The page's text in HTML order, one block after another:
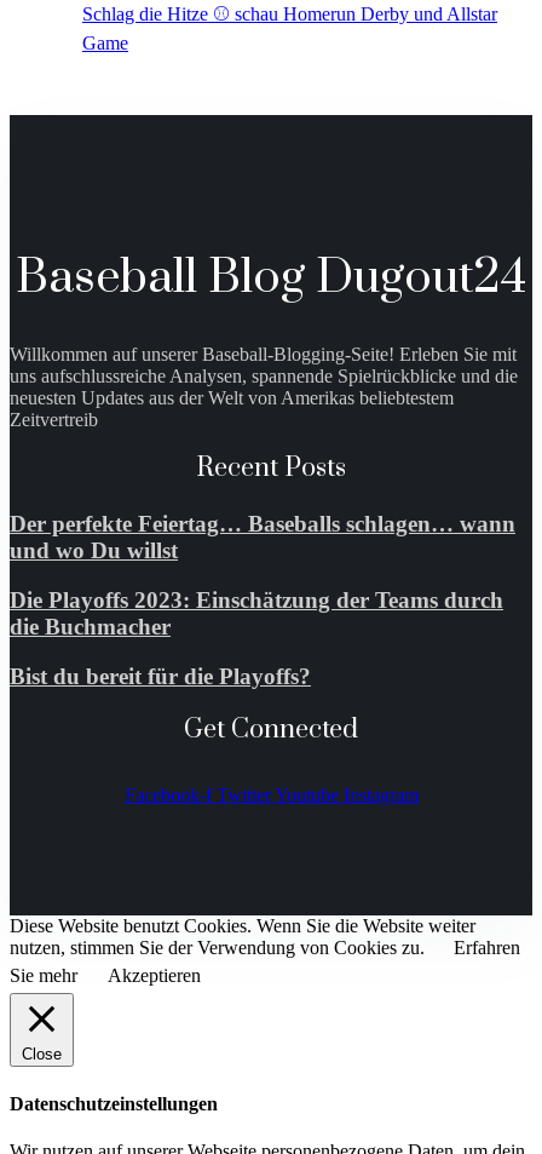
Schlag die Hitze ⚾️ schau Homerun Derby und Allstar
Game
Baseball Blog Dugout24
Willkommen auf unserer Baseball-Blogging-Seite! Erleben Sie mit
uns aufschlussreiche Analysen, spannende Spielrückblicke und die
neuesten Updates aus der Welt von Amerikas beliebtestem
Zeitvertreib
Recent Posts
Der perfekte Feiertag… Baseballs schlagen… wann
und wo Du willst
Die Playoffs 2023: Einschätzung der Teams durch
die Buchmacher
Bist du bereit für die Playoffs?
Get Connected
Facebook-f Twitter Youtube Instagram
Diese Website benutzt Cookies. Wenn Sie die Website weiter
nutzen, stimmen Sie der Verwendung von Cookies zu.
Erfahren
Sie mehr
Akzeptieren
Close
Datenschutzeinstellungen